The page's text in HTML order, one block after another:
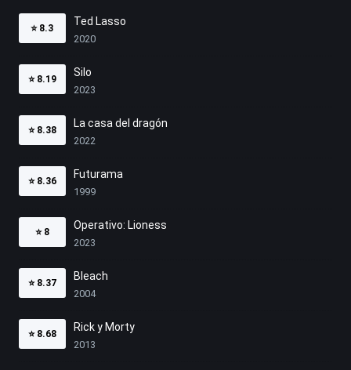
⭐ 8.3
Ted Lasso
2020
⭐ 8.19
Silo
2023
⭐ 8.38
La casa del dragón
2022
⭐ 8.36
Futurama
1999
⭐ 8
Operativo: Lioness
2023
⭐ 8.37
Bleach
2004
⭐ 8.68
Rick y Morty
2013